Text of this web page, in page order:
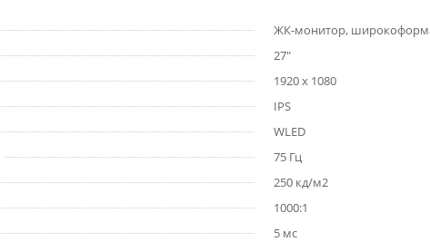
ЖК-монитор,
27"
1920 x 1080
IPS
WLED
75 Гц
250 кд/м2
1000:1
5 мс